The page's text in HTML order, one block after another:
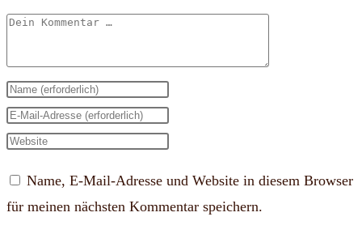
Kommentar
Gib
deinen
Namen
Benutzernamen
Gib
deine
Gib
Name, E-Mail-Adresse und Website in diesem Browser
für meinen nächsten Kommentar speichern.